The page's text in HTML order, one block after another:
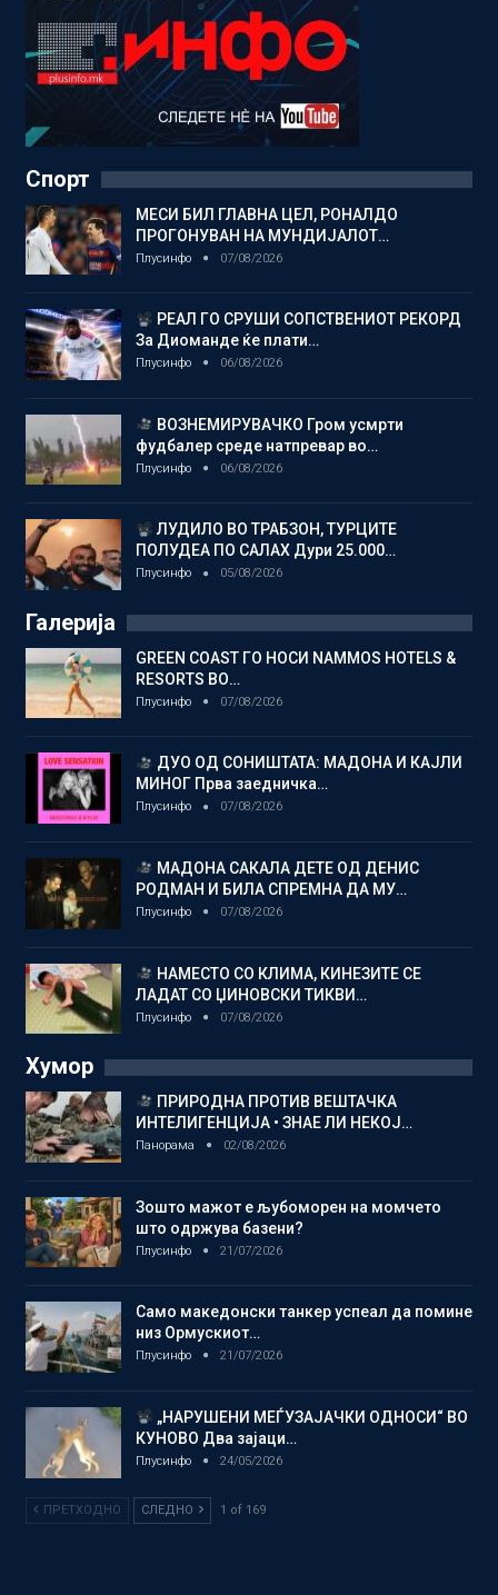
Спорт
МЕСИ БИЛ ГЛАВНА ЦЕЛ, РОНАЛДО
ПРОГОНУВАН НА МУНДИЈАЛОТ…
Плусинфо 07/08/2026
РЕАЛ ГО СРУШИ СОПСТВЕНИОТ РЕКОРД
За Диоманде ќе плати…
Плусинфо 06/08/2026
ВОЗНЕМИРУВАЧКО Гром усмрти
фудбалер среде натпревар во…
Плусинфо 06/08/2026
ЛУДИЛО ВО ТРАБЗОН, ТУРЦИТЕ
ПОЛУДЕА ПО САЛАХ Дури 25.000…
Плусинфо 05/08/2026
Галерија
GREEN COAST ГО НОСИ NAMMOS HOTELS &
RESORTS ВО…
Плусинфо 07/08/2026
ДУО ОД СОНИШТАТА: МАДОНА И КАЈЛИ
МИНОГ Прва заедничка…
Плусинфо 07/08/2026
МАДОНА САКАЛА ДЕТЕ ОД ДЕНИС
РОДМАН И БИЛА СПРЕМНА ДА МУ…
Плусинфо 07/08/2026
НАМЕСТО СО КЛИМА, КИНЕЗИТЕ СЕ
ЛАДАТ СО ЏИНОВСКИ ТИКВИ…
Плусинфо 07/08/2026
Хумор
ПРИРОДНА ПРОТИВ ВЕШТАЧКА
ИНТЕЛИГЕНЦИЈА • ЗНАЕ ЛИ НЕКОЈ…
Панорама 02/08/2026
Зошто мажот е љубоморен на момчето
што одржува базени?
Плусинфо 21/07/2026
Само македонски танкер успеал да помине
низ Ормускиот…
Плусинфо 21/07/2026
„НАРУШЕНИ МЕЃУЗАЈАЧКИ ОДНОСИ“ ВО
КУНОВО Два зајаци…
Плусинфо 24/05/2026
ПРЕТХОДНО СЛЕДНО 1 of 169